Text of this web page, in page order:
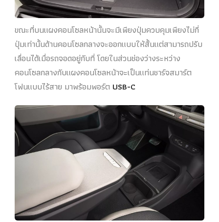
ขณะที่บนแผงคอนโซลหน้านั้นจะมีเพียงปุ่มควบคุมเพียงไม่กี่
ปุ่มเท่านั้นด้านคอนโซลกลางจะออกแบบให้สั้นแต่สามารถปรับ
เลื่อนได้เมื่อรถจอดอยู่กับที่ โดยในส่วนช่องว่างระหว่าง
คอนโซลกลางกับแผงคอนโซลหน้าจะเป็นแท่นชาร์จสมาร์ต
โฟนแบบไร้สาย มาพร้อมพอร์ต USB-C